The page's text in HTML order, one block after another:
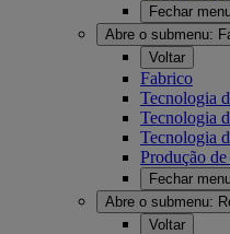
Fechar
Abre o submenu:
Voltar
Fabrico
Tecnologia
Tecnologia
Tecnologia
Produção
Fechar
Abre o submenu:
Voltar